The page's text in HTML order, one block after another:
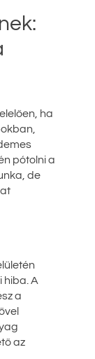
ha
pótolni a
de
hiba. A
a
az